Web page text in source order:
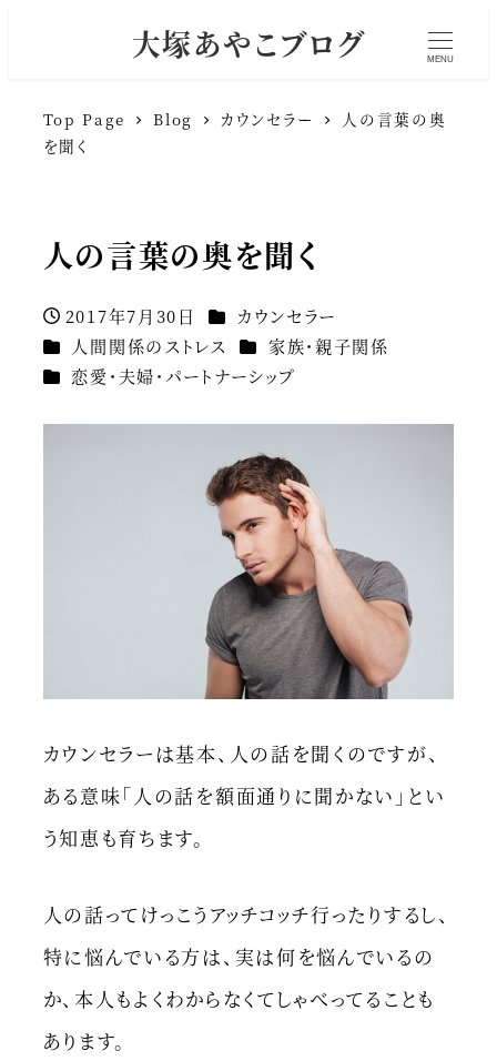
大塚あやこブログ MENU
Top Page Blog カウンセラー
人の言葉の奥
を聞く
人の言葉の奥を聞く
投稿日
2017年7月30日 カテゴリー
カウンセラー
カテゴリー
人間関係のストレス カテゴリー
家族・親子関係
カテゴリー
恋愛・夫婦・パートナーシップ
カウンセラーは基本、人の話を聞くのですが、
ある意味「人の話を額面通りに聞かない」とい
う知恵も育ちます。
人の話ってけっこうアッチコッチ行ったりするし、
特に悩んでいる方は、実は何を悩んでいるの
か、本人もよくわからなくてしゃべってることも
あります。